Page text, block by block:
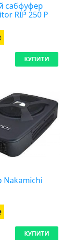
сабфуфер
RIP 250 P
КУПИТИ
Nakamichi
КУПИТИ